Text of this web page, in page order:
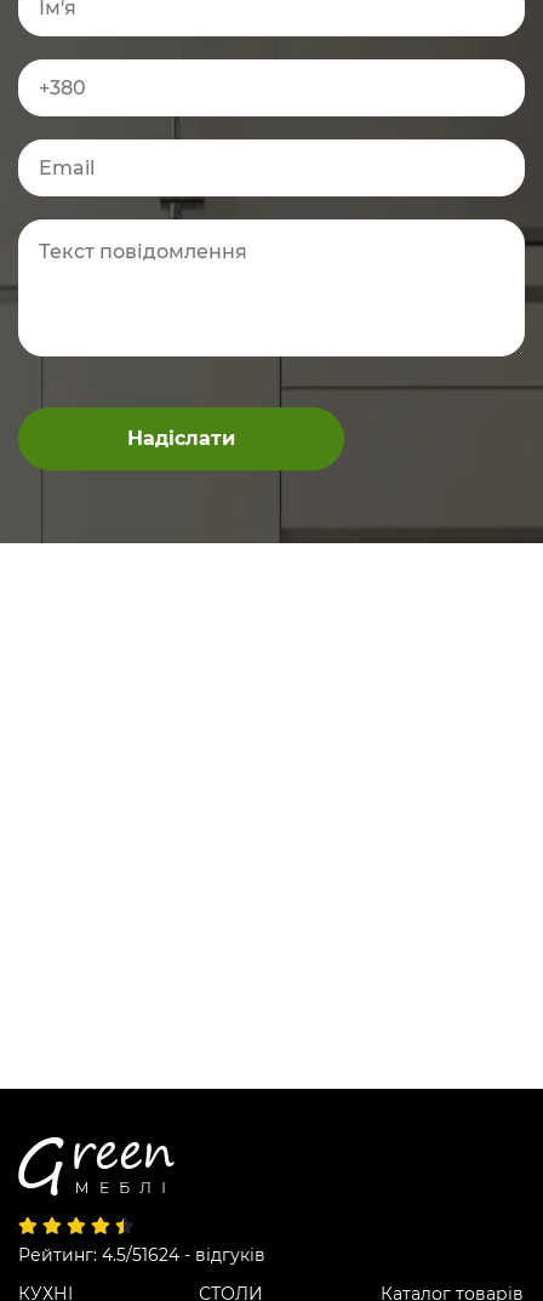
Рейтинг: 4.5/51624 - відгуків
КУХНІ
СТОЛИ Каталог товарів